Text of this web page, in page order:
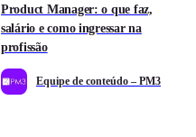
Product Manager: o que faz,
salário e como ingressar na
profissão
Equipe de conteúdo – PM3